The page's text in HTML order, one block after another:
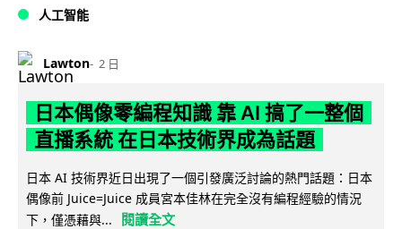
人工智能
Lawton 2 日
日本偶像零編程知識 靠 AI 搞了一整個
直播系統 在日本技術界成為話題
日本 AI 技術界近日出現了一個引發廣泛討論的熱門話題：日本
偶像前 Juice=Juice 成員宮本佳林在完全沒有編程經驗的情況
下，僅憑藉與...
閱讀全文